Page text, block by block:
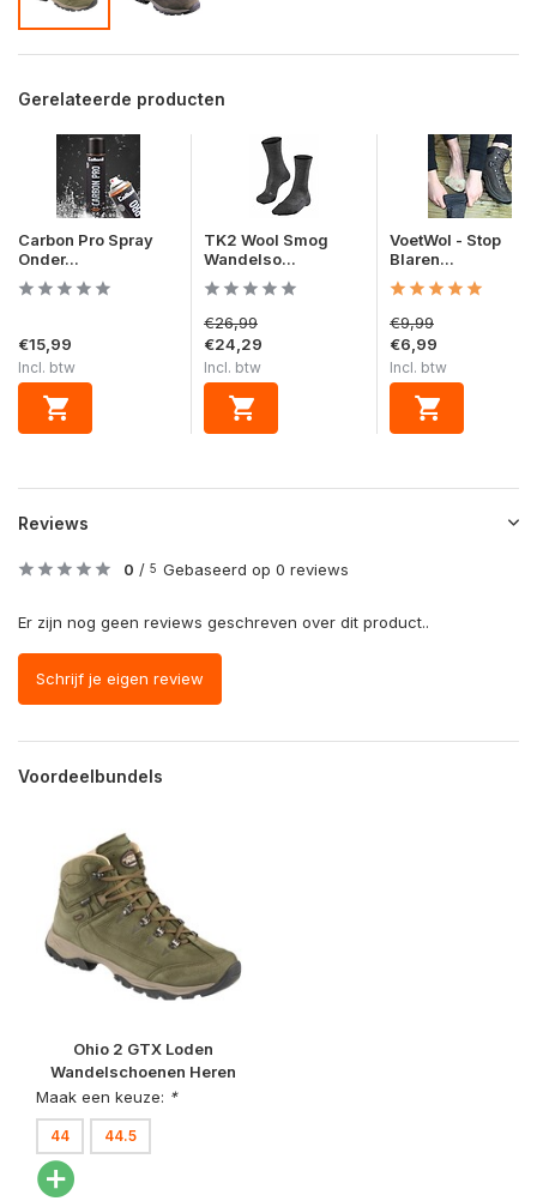
Gerelateerde producten
Carbon Pro Spray
Onder...
€15,99
Incl. btw
TK2 Wool Smog
Wandelso...
€26,99
€24,29
Incl. btw
VoetWol - Stop
Blaren...
€9,99
€6,99
Incl. btw
Reviews
0 / 5 Gebaseerd op 0 reviews
Er zijn nog geen reviews geschreven over dit product..
Schrijf je eigen review
Voordeelbundels
Ohio 2 GTX Loden
Wandelschoenen Heren
Maak een keuze: *
44 44.5